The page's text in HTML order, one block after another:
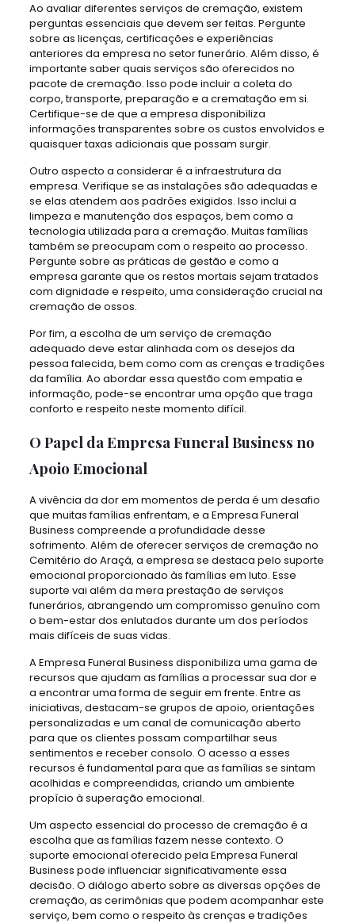
Ao avaliar diferentes serviços de cremação, existem
perguntas essenciais que devem ser feitas. Pergunte
sobre as licenças, certificações e experiências
anteriores da empresa no setor funerário. Além disso, é
importante saber quais serviços são oferecidos no
pacote de cremação. Isso pode incluir a coleta do
corpo, transporte, preparação e a crematação em si.
Certifique-se de que a empresa disponibiliza
informações transparentes sobre os custos envolvidos e
quaisquer taxas adicionais que possam surgir.
Outro aspecto a considerar é a infraestrutura da
empresa. Verifique se as instalações são adequadas e
se elas atendem aos padrões exigidos. Isso inclui a
limpeza e manutenção dos espaços, bem como a
tecnologia utilizada para a cremação. Muitas famílias
também se preocupam com o respeito ao processo.
Pergunte sobre as práticas de gestão e como a
empresa garante que os restos mortais sejam tratados
com dignidade e respeito, uma consideração crucial na
cremação de ossos.
Por fim, a escolha de um serviço de cremação
adequado deve estar alinhada com os desejos da
pessoa falecida, bem como com as crenças e tradições
da família. Ao abordar essa questão com empatia e
informação, pode-se encontrar uma opção que traga
conforto e respeito neste momento difícil.
O Papel da Empresa Funeral Business no
Apoio Emocional
A vivência da dor em momentos de perda é um desafio
que muitas famílias enfrentam, e a Empresa Funeral
Business compreende a profundidade desse
sofrimento. Além de oferecer serviços de cremação no
Cemitério do Araçá, a empresa se destaca pelo suporte
emocional proporcionado às famílias em luto. Esse
suporte vai além da mera prestação de serviços
funerários, abrangendo um compromisso genuíno com
o bem-estar dos enlutados durante um dos períodos
mais difíceis de suas vidas.
A Empresa Funeral Business disponibiliza uma gama de
recursos que ajudam as famílias a processar sua dor e
a encontrar uma forma de seguir em frente. Entre as
iniciativas, destacam-se grupos de apoio, orientações
personalizadas e um canal de comunicação aberto
para que os clientes possam compartilhar seus
sentimentos e receber consolo. O acesso a esses
recursos é fundamental para que as famílias se sintam
acolhidas e compreendidas, criando um ambiente
propício à superação emocional.
Um aspecto essencial do processo de cremação é a
escolha que as famílias fazem nesse contexto. O
suporte emocional oferecido pela Empresa Funeral
Business pode influenciar significativamente essa
decisão. O diálogo aberto sobre as diversas opções de
cremação, as cerimônias que podem acompanhar este
serviço, bem como o respeito às crenças e tradições